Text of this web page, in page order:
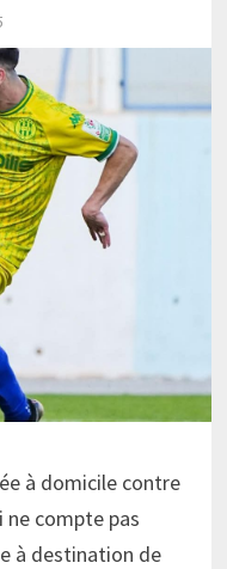
à domicile contre
ne compte pas
à destination de